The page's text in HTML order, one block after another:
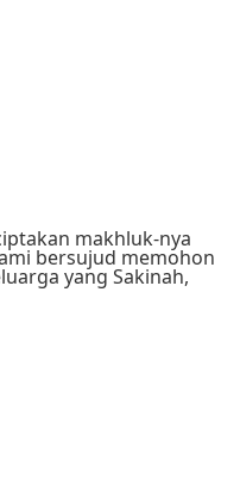
makhluk-nya
bersujud memohon
yang Sakinah,